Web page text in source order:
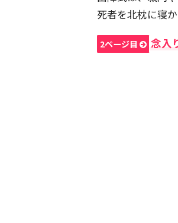
死者を北枕に寝
2ページ目 念入